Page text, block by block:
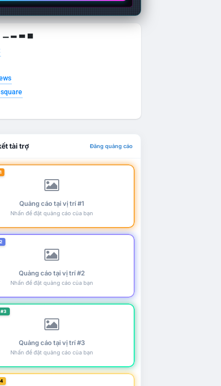
▁ ▂ ▃ ▄
tài trợ Đăng quảng cáo
Quảng cáo tại vị trí #1
Nhấn để đặt quảng cáo của bạn
Quảng cáo tại vị trí #2
Nhấn để đặt quảng cáo của bạn
Quảng cáo tại vị trí #3
Nhấn để đặt quảng cáo của bạn